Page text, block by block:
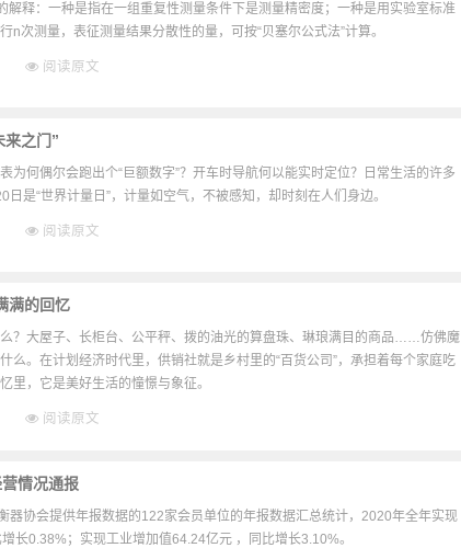
解释：一种是指在一组重复性测量条件下是测量精密度；一种是用实验室标准
n次测量，表征测量结果分散性的量，可按“贝塞尔公式法”计算。
阅读原文
来之门”
为何偶尔会跑出个“巨额数字”？开车时导航何以能实时定位？日常生活的许多
是“世界计量日”，计量如空气，不被感知，却时刻在人们身边。
阅读原文
满的回忆
？大屋子、长柜台、公平秤、拨的油光的算盘珠、琳琅满目的商品……仿佛魔
么。在计划经济时代里，供销社就是乡村里的“百货公司”，承担着每个家庭吃
里，它是美好生活的憧憬与象征。
阅读原文
情况通报
器协会提供年报数据的122家会员单位的年报数据汇总统计，2020年全年实现
长0.38%；实现工业增加值64.24亿元 ，同比增长3.10%。